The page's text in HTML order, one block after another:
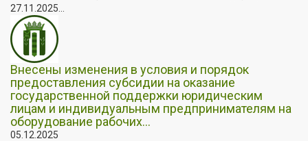
27.11.2025...
Внесены изменения в условия и порядок
предоставления субсидии на оказание
государственной поддержки юридическим
лицам и индивидуальным предпринимателям на
оборудование рабочих...
05.12.2025